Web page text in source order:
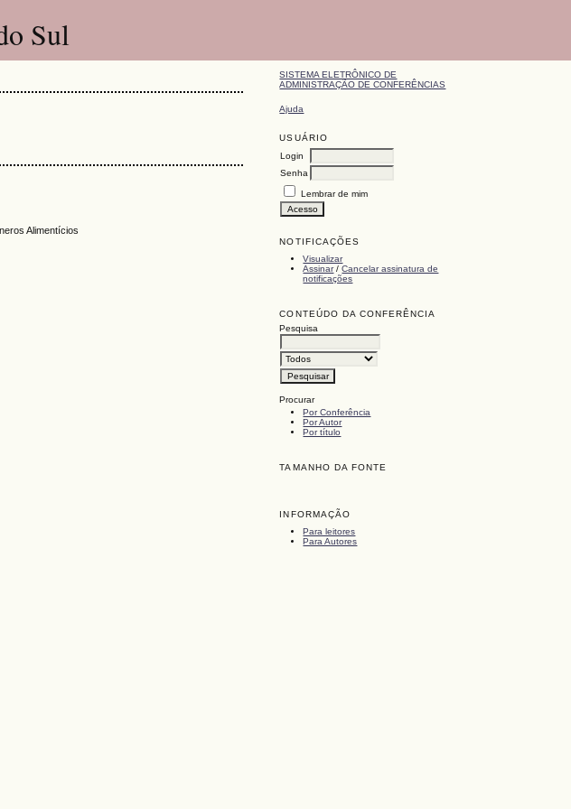
Sul
SISTEMA ELETRÔNICO DE
ADMINISTRAÇÃO DE CONFERÊNCIAS
Ajuda
USUÁRIO
Login
Senha
Lembrar de mim
NOTIFICAÇÕES
Visualizar
Assinar/Cancelar assinatura de
notificações
CONTEÚDO DA CONFERÊNCIA
Pesquisa
Procurar
Por Conferência
Por Autor
Por título
TAMANHO DA FONTE
INFORMAÇÃO
Para leitores
Para Autores
Alimentícios